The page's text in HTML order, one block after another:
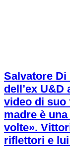
Salvatore
dell’ex
video di suo
madre è
volte».
riflettori e lui